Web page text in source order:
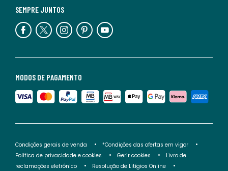
MODOS DE PAGAMENTO
SEMPRE JUNTOS
Condições gerais de venda
*Condições das ofertas em vigor
Política de privacidade e cookies
Gerir cookies
Livro de
reclamações eletrónico
Resolução de Litígios Online